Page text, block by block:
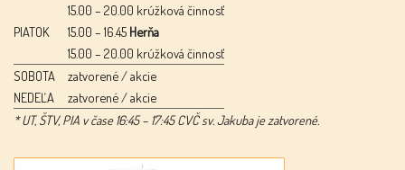
15.00 – 20.00 krúžková činnosť
PIATOK
15.00 – 16.45 Herňa
15.00 – 20.00 krúžková činnosť
SOBOTA
zatvorené / akcie
NEDEĽA
zatvorené / akcie
* UT, ŠTV, PIA v čase 16:45 – 17:45 CVČ sv. Jakuba je zatvorené.